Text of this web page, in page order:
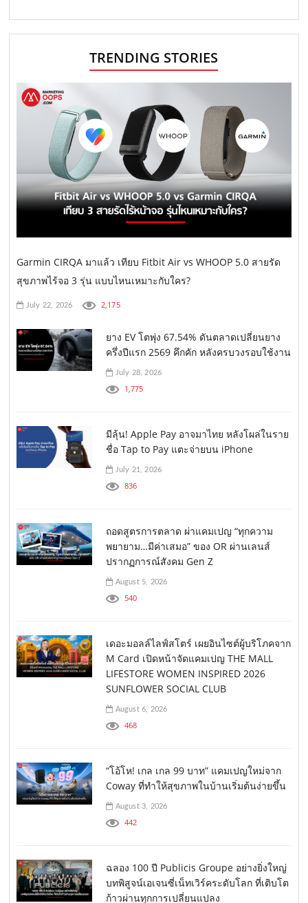
TRENDING STORIES
Garmin CIRQA มาแล้ว เทียบ Fitbit Air vs WHOOP 5.0 สายรัด
สุขภาพไร้จอ 3 รุ่น แบบไหนเหมาะกับใคร?
July 22, 2026 2,175
ยาง EV โตพุ่ง 67.54% ดันตลาดเปลี่ยนยาง
ครึ่งปีแรก 2569 คึกคัก หลังครบวงรอบใช้งาน
July 28, 2026
1,775
มีลุ้น! Apple Pay อาจมาไทย หลังโผล่ในราย
ชื่อ Tap to Pay แตะจ่ายบน iPhone
July 21, 2026
836
ถอดสูตรการตลาด ผ่าแคมเปญ “ทุกความ
พยายาม…มีค่าเสมอ” ของ OR ผ่านเลนส์
ปรากฏการณ์สังคม Gen Z
August 5, 2026
540
เดอะมอลล์ไลฟ์สโตร์ เผยอินไซต์ผู้บริโภคจาก
M Card เปิดหน้าจัดแคมเปญ THE MALL
LIFESTORE WOMEN INSPIRED 2026
SUNFLOWER SOCIAL CLUB
August 6, 2026
468
“โอ้โห! เกล เกล 99 บาท” แคมเปญใหม่จาก
Coway ที่ทำให้สุขภาพในบ้านเริ่มต้นง่ายขึ้น
August 3, 2026
442
ฉลอง 100 ปี Publicis Groupe อย่างยิ่งใหญ่
บทพิสูจน์เอเจนซี่เน็ทเวิร์คระดับโลก ที่เติบโต
ก้าวผ่านทุกการเปลี่ยนแปลง